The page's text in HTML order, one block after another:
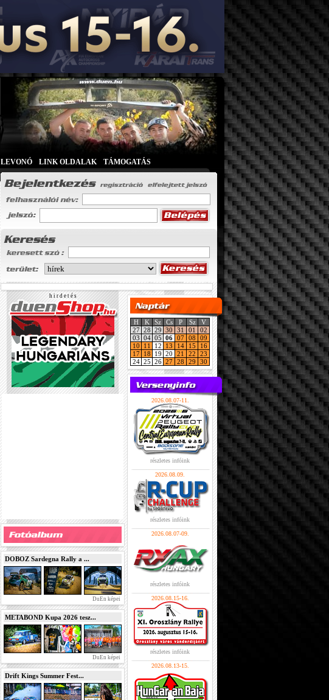
LEVONÓ LINK OLDALAK TÁMOGATÁS
h i r d e t é s
DOBOZ Sardegna Rally a ...
DuEn képei
METABOND Kupa 2026 tesz...
DuEn képei
Drift Kings Summer Fest...
H K Sz Cs P Sz
V
27 28 29 30 31 01
02
03 04 05 06 07 08
09
10
11 12 13 14 15
16
17
18 19 20 21 22
23
24 25 26 27 28 29 30
2026.08.07-11.
részletes infóink
2026.08.09.
részletes infóink
2026.08.07-09.
részletes infóink
2026.08.15-16.
részletes infóink
2026.08.13-15.